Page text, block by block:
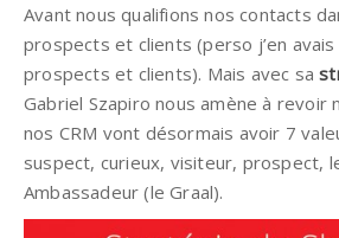
Avant nous qualifions nos contacts
prospects et clients (perso j’en
prospects et clients). Mais avec sa
Gabriel Szapiro nous amène à
nos CRM vont désormais avoir 7
suspect, curieux, visiteur, prospect,
Ambassadeur (le Graal).